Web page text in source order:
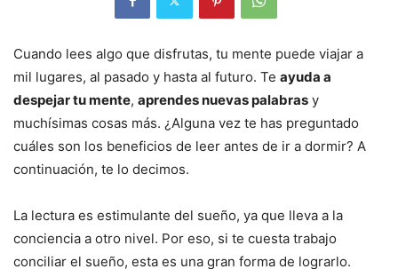
Cuando lees algo que disfrutas, tu mente puede viajar a
mil lugares, al pasado y hasta al futuro. Te ayuda a
despejar tu mente, aprendes nuevas palabras y
muchísimas cosas más. ¿Alguna vez te has preguntado
cuáles son los beneficios de leer antes de ir a dormir? A
continuación, te lo decimos.
La lectura es estimulante del sueño, ya que lleva a la
conciencia a otro nivel. Por eso, si te cuesta trabajo
conciliar el sueño, esta es una gran forma de lograrlo.